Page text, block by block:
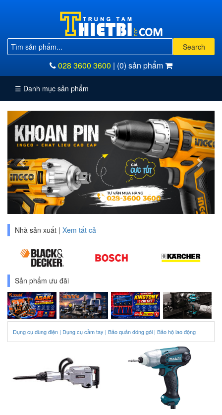
Search
028 3600 3600 | (0) sản phẩm
Vật
liệu
mòn
cụ
cầm
tay
cụ
dùng
điện
Dụng
cụ
đo
chính
xác
Thiết
bị
ngành
hàn
Điện
bị
☰ Danh mục sản phẩm
Previous Next
Nhà sản xuất | Xem tất cả
Sản phẩm ưu đãi
Dụng cụ dùng điện | Dụng cụ cầm tay | Bảo quản đóng gói | Bảo hộ lao động